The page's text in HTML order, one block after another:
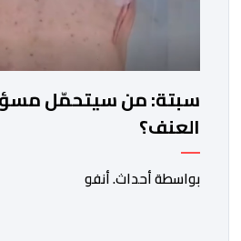
سبتة: من سيتحمّل
العنف؟
بواسطة أحداث. أنفو